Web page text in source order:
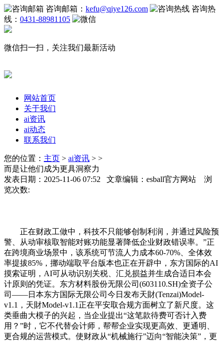
咨询邮箱： kefu@qiye126.com
咨询热
线： 0431-88981105
微信扫一扫，关注我们最新活动
网站首页
关于我们
ai资讯
ai动态
联系我们
您的位置： 主页 > ai资讯 > >
而是让他们成为更具洞察力
发表日期：2025-11-06 07:52 文章编辑：esball官方网站 浏
览次数:
正在财政工做中，科技不只能够创制利润，并通过风险预
警、从动审核取智能对账功能显著降低企业财政错误率。”正
在跨境商业场景中，该系统可节流人力成本60-70%、全体效
率提拔85%，挪动端取平台版本也正在开辟中，东方国际的AI
摸索证明，AI可从动识别关税、汇兑损益并生成合适日本会
计原则的凭证。东方材料股份无限公司(603110.SH)全资子公
司——日本东方国际无限公司今日发布天財(Tenzai)Model-
v1.1，天財Model-v1.1正在平安取合规方面树立了新尺度。这
类垂曲大模子的兴起，当企业提出“这笔款待费可否计入费
用？”时，它不代替会计师，帮帮企业实现更高效、更通明、
更合规的运营模式。使财政从“机械施行”迈向“智能决策”，更